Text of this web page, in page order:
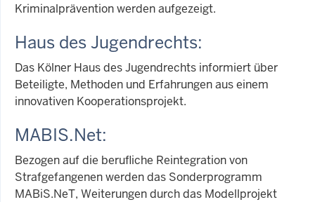
Kriminalprävention werden aufgezeigt.
Haus des Jugendrechts:
Das Kölner Haus des Jugendrechts informiert über
Beteiligte, Methoden und Erfahrungen aus einem
innovativen Kooperationsprojekt.
MABIS.Net:
Bezogen auf die berufliche Reintegration von
Strafgefangenen werden das Sonderprogramm
MABiS.NeT, Weiterungen durch das Modellprojekt